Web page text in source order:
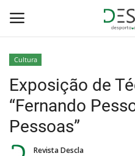
Home
Cultura
Exposição de
“Fernando
Pessoas”
Revista Descla